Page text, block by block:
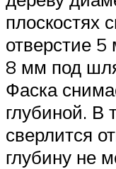
плоскостях
отверстие
8 мм под
Фаска
глубиной. В
сверлится
глубину не